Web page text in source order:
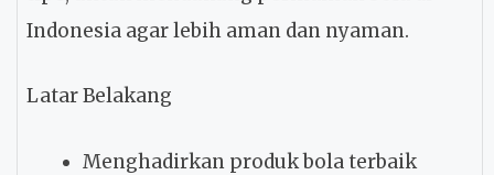
Indonesia agar lebih aman dan nyaman.
Latar Belakang
Menghadirkan produk bola terbaik